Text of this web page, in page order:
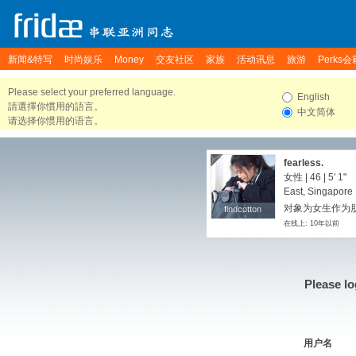
新闻&特写 时尚娱乐 Money 交友社区 家族 活动讯息 旅游 Perks会
Please select your preferred language.
請選擇你慣用的語言。
请选择你惯用的语言。
English
中文简体
findcotton
findcotton
fearless.
女性 | 46 | 5' 1"
East, Singapore
对象为女生作为
在线上: 10年以前
Please
用户名